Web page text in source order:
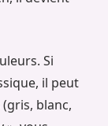
Si
il peut
blanc,